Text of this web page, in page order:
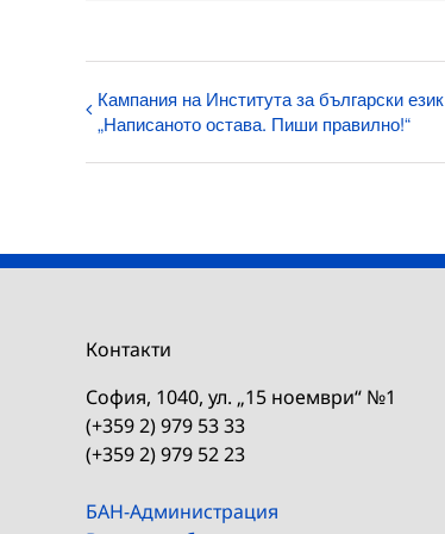
Кампания на Института за български език
„Написаното остава. Пиши правилно!“
Контакти
София, 1040, ул. „15 ноември“ №1
(+359 2) 979 53 33
(+359 2) 979 52 23
БАН-Администрация